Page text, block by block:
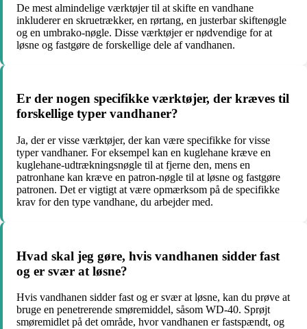
De mest almindelige værktøjer til at skifte en vandhane
inkluderer en skruetrækker, en rørtang, en justerbar skiftenøgle
og en umbrako-nøgle. Disse værktøjer er nødvendige for at
løsne og fastgøre de forskellige dele af vandhanen.
Er der nogen specifikke værktøjer, der kræves til
forskellige typer vandhaner?
Ja, der er visse værktøjer, der kan være specifikke for visse
typer vandhaner. For eksempel kan en kuglehane kræve en
kuglehane-udtrækningsnøgle til at fjerne den, mens en
patronhane kan kræve en patron-nøgle til at løsne og fastgøre
patronen. Det er vigtigt at være opmærksom på de specifikke
krav for den type vandhane, du arbejder med.
Hvad skal jeg gøre, hvis vandhanen sidder fast
og er svær at løsne?
Hvis vandhanen sidder fast og er svær at løsne, kan du prøve at
bruge en penetrerende smøremiddel, såsom WD-40. Sprøjt
smøremidlet på det område, hvor vandhanen er fastspændt, og